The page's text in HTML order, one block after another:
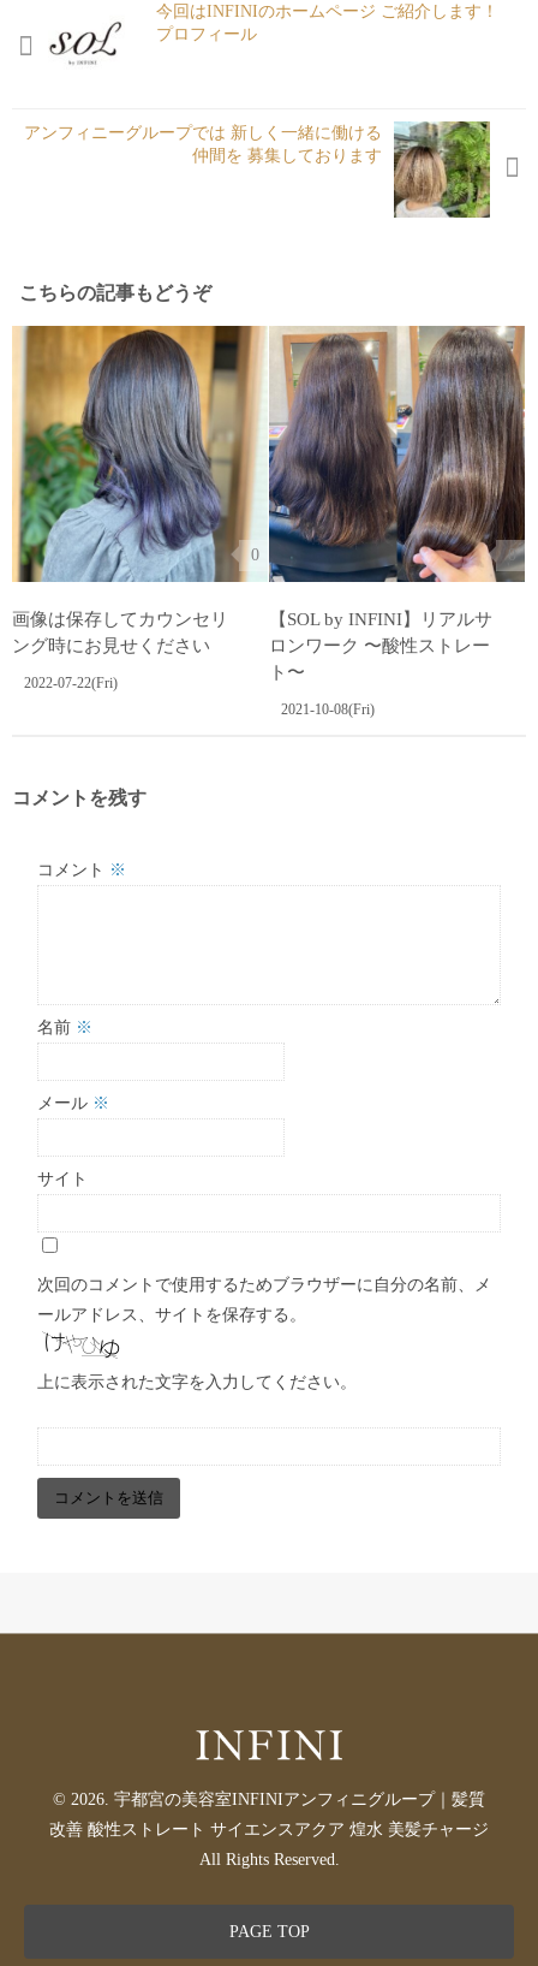
今回はINFINIのホームページ ご紹介します！ ︎
プロフィール
アンフィニーグループでは 新しく一緒に働ける
仲間を 募集しております
こちらの記事もどうぞ
0
画像は保存してカウンセリ
ング時にお見せください︎ ⁡ ︎
2022-07-22(Fri)
0
【SOL by INFINI】リアルサ
ロンワーク 〜酸性ストレー
ト〜
2021-10-08(Fri)
コメントを残す
コメント ※
名前 ※
メール ※
サイト
次回のコメントで使用するためブラウザーに自分の名前、メ
ールアドレス、サイトを保存する。
上に表示された文字を入力してください。
© 2026. 宇都宮の美容室INFINIアンフィニグループ｜髪質
改善 酸性ストレート サイエンスアクア 煌水 美髪チャージ
All Rights Reserved.
PAGE TOP